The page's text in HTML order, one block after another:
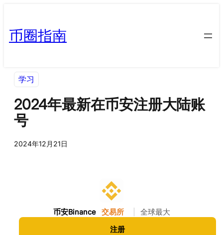
币圈指南
学习
2024年最新在币安注册大陆账
号
2024年12月21日
币安Binance 交易所 全球最大
注册